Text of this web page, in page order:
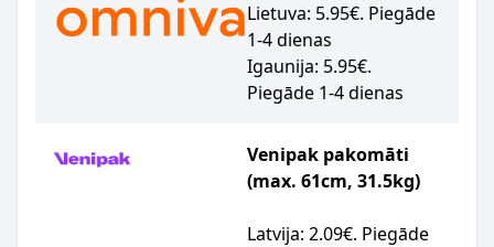
Lietuva: 5.95€. Piegāde
1-4 dienas
Igaunija: 5.95€.
Piegāde 1-4 dienas
Venipak pakomāti
(max. 61cm, 31.5kg)
Latvija: 2.09€. Piegāde